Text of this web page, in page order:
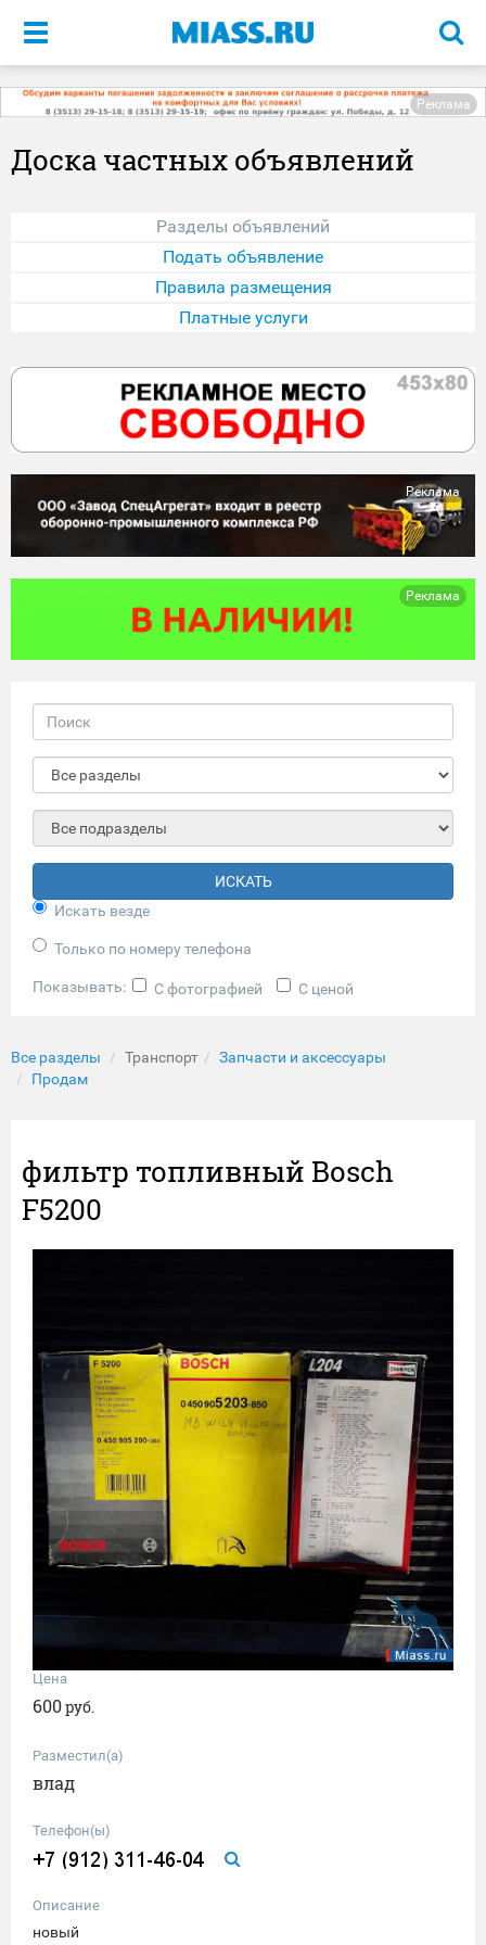
Меню
Реклама
Доска частных объявлений
Разделы объявлений
Подать объявление
Правила размещения
Платные услуги
Реклама
Реклама
ИСКАТЬ
Искать везде
Только по номеру телефона
Показывать: С фотографией С ценой
Все разделы Транспорт
Запчасти и аксессуары
Продам
фильтр топливный Bosch
F5200
Цена
600руб.
Разместил(а)
влад
Телефон(ы)
Описание
новый